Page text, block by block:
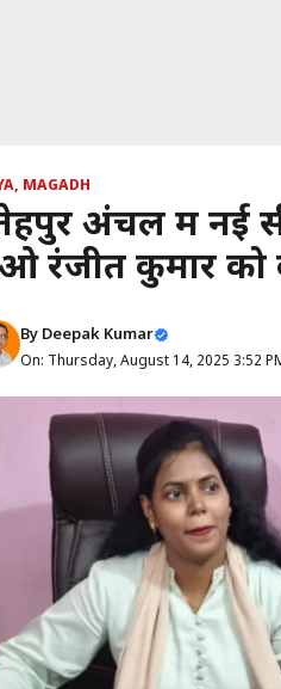
, MAGADH
अंचल में नई
रंजीत कुमार को
By Deepak Kumar
On: Thursday, August 14, 2025 3:52